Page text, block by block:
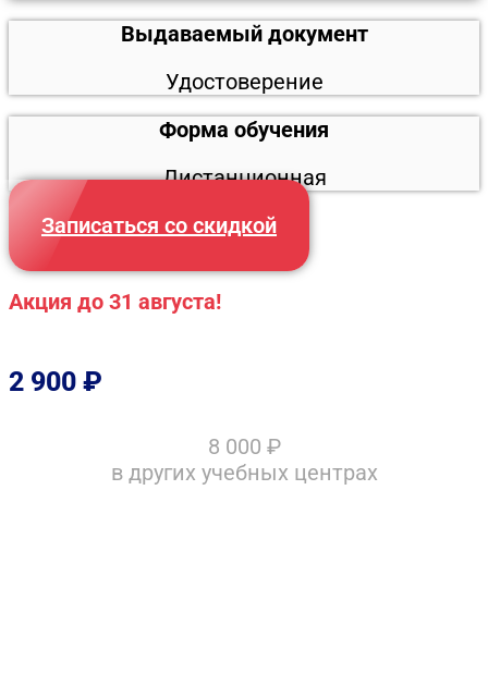
Выдаваемый документ
Удостоверение
Форма обучения
Дистанционная
Записаться со скидкой
Акция до 31 августа!
2 900 ₽
8 000 ₽
в других учебных центрах